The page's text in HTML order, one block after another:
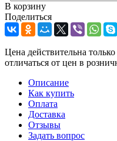
В корзину
Поделиться
Цена действительна
отличаться от цен в
Описание
Как купить
Оплата
Доставка
Отзывы
Задать вопрос